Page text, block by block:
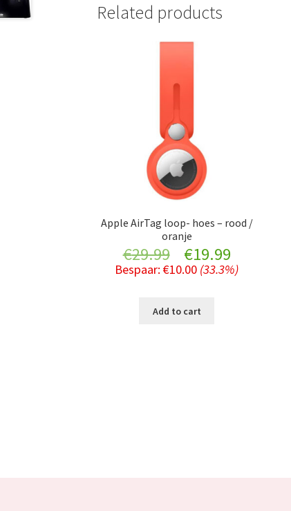
Related products
Apple AirTag loop- hoes – rood /
oranje
€29.99
Original
price
was:
€19.99Current
price
Bespaar:€10.00 (33.3%)
Add to cart